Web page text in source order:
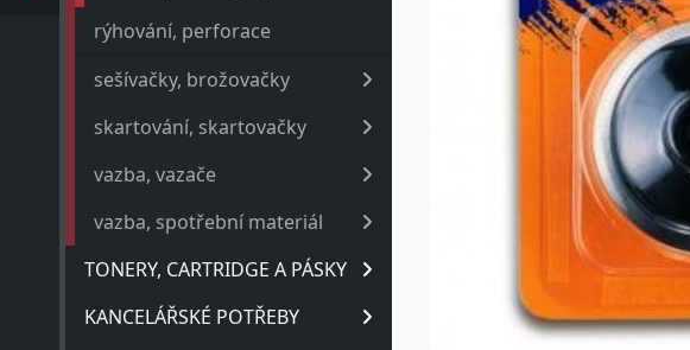
rýhování, perforace
sešívačky, brožovačky
skartování, skartovačky
vazba, vazače
vazba, spotřební materiál
TONERY, CARTRIDGE A PÁSKY
KANCELÁŘSKÉ POTŘEBY